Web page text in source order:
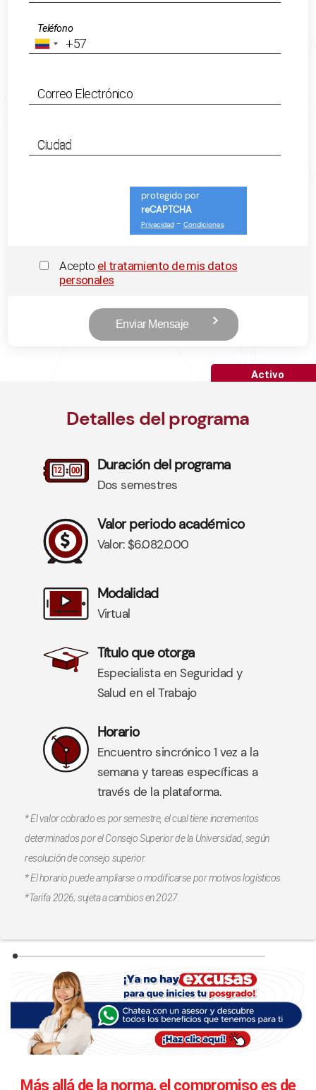
Activo
Teléfono
Correo Electrónico
Ciudad
protegido por
reCAPTCHA
Privacidad- Condiciones
Acepto el tratamiento de mis datos
personales
Detalles del programa
Duración del programa
Dos semestres
Valor periodo académico
Valor: $6.082.000
Modalidad
Virtual
Título que otorga
Especialista en Seguridad y
Salud en el Trabajo
Horario
Encuentro sincrónico 1 vez a la
semana y tareas específicas a
través de la plataforma.
* El valor cobrado es por semestre, el cual tiene incrementos
determinados por el Consejo Superior de la Universidad, según
resolución de consejo superior.
* El horario puede ampliarse o modificarse por motivos logísticos.
*Tarifa 2026; sujeta a cambios en 2027.
Más allá de la norma, el compromiso es de